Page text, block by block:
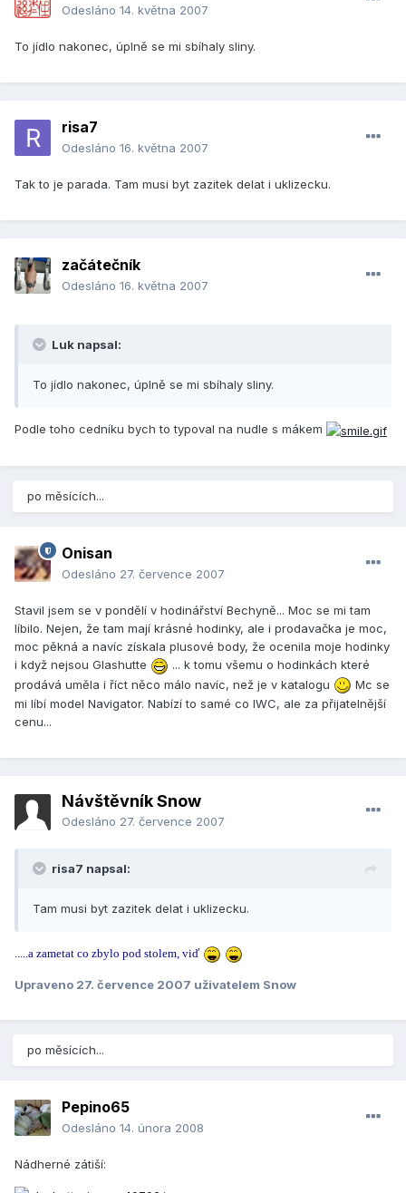
Odesláno 14. května 2007
To jídlo nakonec, úplně se mi sbíhaly sliny.
risa7
Odesláno 16. května 2007
Tak to je parada. Tam musi byt zazitek delat i uklizecku.
začátečník
Odesláno 16. května 2007
Luk napsal:
To jídlo nakonec, úplně se mi sbíhaly sliny.
Podle toho cedníku bych to typoval na nudle s mákem
po měsících...
Onisan
Odesláno 27. července 2007
Stavil jsem se v pondělí v hodinářství Bechyně... Moc se mi tam
líbilo. Nejen, že tam mají krásné hodinky, ale i prodavačka je moc,
moc pěkná a navíc získala plusové body, že ocenila moje hodinky
i když nejsou Glashutte
... k tomu všemu o hodinkách které
prodává uměla i říct něco málo navíc, než je v katalogu
Mc se
mi líbí model Navigator. Nabízí to samé co IWC, ale za přijatelnější
cenu...
Návštěvník Snow
Odesláno 27. července 2007
risa7 napsal:
Tam musi byt zazitek delat i uklizecku.
.....a zametat co zbylo pod stolem, viď
Upraveno 27. července 2007 uživatelem Snow
po měsících...
Pepino65
Odesláno 14. února 2008
Nádherné zátiší: